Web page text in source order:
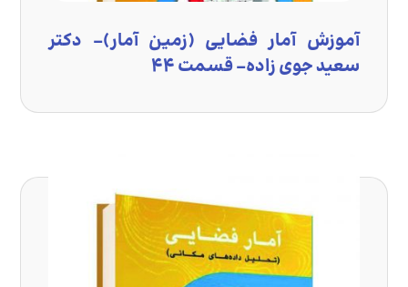
آموزش آمار فضایی (زمین آمار)- دکتر
سعید جوی زاده- قسمت ۴۴